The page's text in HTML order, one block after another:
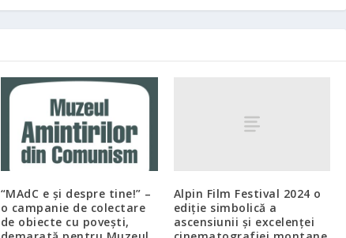
“MAdC e și despre tine!” –
o campanie de colectare
de obiecte cu povești,
Alpin Film Festival 2024 o
ediție simbolică a
ascensiunii și excelenței